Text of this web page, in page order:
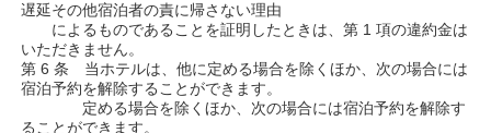
遅延その他宿泊者の責に帰さない理由
によるものであることを証明したときは、第 1 項の違約金は
いただきません。
第 6 条 当ホテルは、他に定める場合を除くほか、次の場合には
宿泊予約を解除することができます。
定める場合を除くほか、次の場合には宿泊予約を解除す
ることができます。